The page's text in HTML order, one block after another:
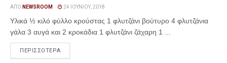
ΑΠΌ NEWSROOM 24 ΙΟΥΝΊΟΥ, 2018
Υλικά ½ κιλό φύλλο κρούστας 1 φλυτζάνι βούτυρο 4 φλυτζάνια
γάλα 3 αυγά και 2 κροκάδια 1 φλυτζάνι ζάχαρη 1 ...
ΠΕΡΙΣΣΟΤΕΡΑ